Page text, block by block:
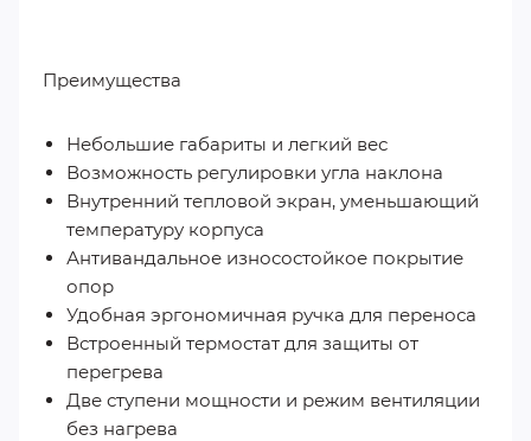
Преимущества
Небольшие габариты и легкий вес
Возможность регулировки угла наклона
Внутренний тепловой экран, уменьшающий
температуру корпуса
Антивандальное износостойкое покрытие
опор
Удобная эргономичная ручка для переноса
Встроенный термостат для защиты от
перегрева
Две ступени мощности и режим вентиляции
без нагрева